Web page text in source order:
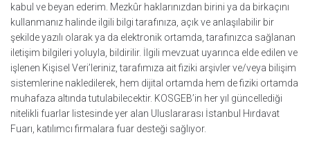
kabul ve beyan ederim. Mezkûr haklarınızdan birini ya da birkaçını
kullanmanız halinde ilgili bilgi tarafınıza, açık ve anlaşılabilir bir
şekilde yazılı olarak ya da elektronik ortamda, tarafınızca sağlanan
iletişim bilgileri yoluyla, bildirilir. İlgili mevzuat uyarınca elde edilen ve
işlenen Kişisel Veri’leriniz, tarafımıza ait fiziki arşivler ve/veya bilişim
sistemlerine nakledilerek, hem dijital ortamda hem de fiziki ortamda
muhafaza altında tutulabilecektir. KOSGEB’in her yıl güncellediği
nitelikli fuarlar listesinde yer alan Uluslararası İstanbul Hırdavat
Fuarı, katılımcı firmalara fuar desteği sağlıyor.